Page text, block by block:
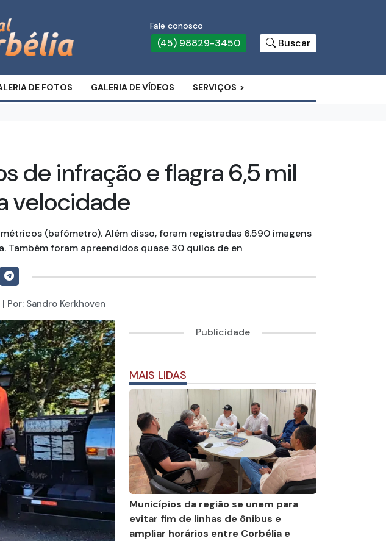
Fale conosco
(45) 98829-3450 Buscar
DE FOTOS GALERIA DE VÍDEOS SERVIÇOS
de infração e flagra 6,5 mil
velocidade
(bafômetro). Além disso, foram registradas 6.590 imagens
foram apreendidos quase 30 quilos de en
| Por: Sandro Kerkhoven
Publicidade
MAIS LIDAS
Municípios da região se unem para
evitar fim de linhas de ônibus e
ampliar horários entre Corbélia e